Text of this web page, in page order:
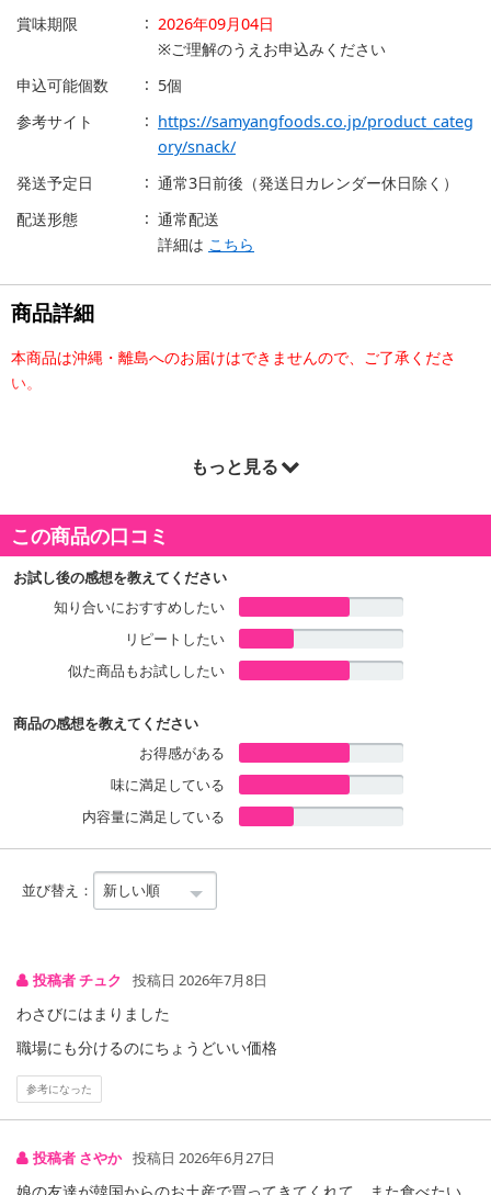
賞味期限
2026年09月04日
※ご理解のうえお申込みください
申込可能個数
5個
参考サイト
https://samyangfoods.co.jp/product_categ
ory/snack/
発送予定日
通常3日前後（発送日カレンダー休日除く）
配送形態
通常配送
詳細は こちら
商品詳細
本商品は沖縄・離島へのお届けはできませんので、ご了承くださ
い。
【HBAF マヌルパン味アーモンド】
セになるアーモンドです。
クルトン入りで食べ応え抜群の商品です。
【HBAF ワサビ味アーモンド】
ピリッとした刺激にほんのり甘味と塩気を加えたバランスの良い味
噛むほどに広がるナッツの旨味とワサビの抜ける風味がクセになり
ます。
おつまみにもぴったりの商品です。
【HBAF ハニーバター味ミックスナッツ】
アーモンド、カシューナッツ、マカダミアナッツ、クルミ等それぞ
小腹の空いた時にぴったりです。
【HBAF マヌルパン味アーモンド】
30gあたり
エネルギー157kcal たんぱく質4.8g 脂質9.4g 炭水化物13.4g 食塩相当量0.6g
35gあたり
エネルギー199kcal たんぱく質6.8g 脂質14.1g 炭水化物11.5g 食塩相当量0.6g
30gあたり
もっと見る
この商品の口コミ
お試し後の感想を教えてください
知り合いにおすすめしたい
リピートしたい
似た商品もお試ししたい
商品の感想を教えてください
お得感がある
味に満足している
内容量に満足している
並び替え：
投稿者 チュク 投稿日 2026年7月8日
わさびにはまりました
職場にも分けるのにちょうどいい価格
参考になった
投稿者 さやか 投稿日 2026年6月27日